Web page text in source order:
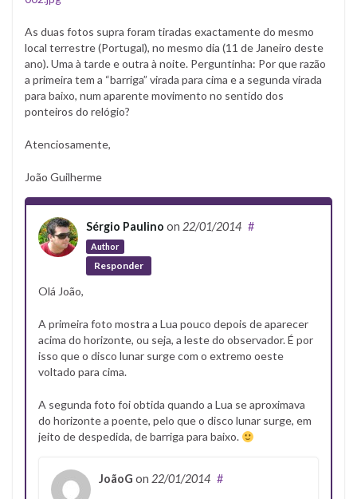
As duas fotos supra foram tiradas exactamente do mesmo
local terrestre (Portugal), no mesmo dia (11 de Janeiro deste
ano). Uma à tarde e outra à noite. Perguntinha: Por que razão
a primeira tem a “barriga” virada para cima e a segunda virada
para baixo, num aparente movimento no sentido dos
ponteiros do relógio?
Atenciosamente,
João Guilherme
Sérgio Paulino on 22/01/2014
Author
#
Responder
Olá João,
A primeira foto mostra a Lua pouco depois de aparecer
acima do horizonte, ou seja, a leste do observador. É por
isso que o disco lunar surge com o extremo oeste
voltado para cima.
A segunda foto foi obtida quando a Lua se aproximava
do horizonte a poente, pelo que o disco lunar surge, em
jeito de despedida, de barriga para baixo.
JoãoG on 22/01/2014 #